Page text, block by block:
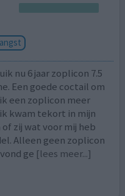
angst
nu 6 jaar zoplicon 7.5
Een goede coctail om
een zoplicon meer
kwam tekort in mijn
zij wat voor mij heb
Alleen geen zoplicon
ge [lees meer...]